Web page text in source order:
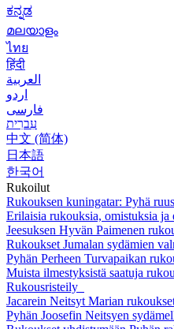
ಕನ್ನಡ
മലയാളം
ไทย
हिंदी
العربية
اردو
فارسی
עִברִית
中文 (简体)
日本語
한국어
Rukoilut
Rukouksen kuningatar: Pyhä
Erilaisia rukouksia, omistuksia ja
Jeesuksen Hyvän Paimenen
Rukoukset Jumalan sydämien
Pyhän Perheen Turvapaikan
Muista ilmestyksistä saatuja
Rukousristeily
Jacarein Neitsyt Marian
Pyhän Joosefin Neitsyen